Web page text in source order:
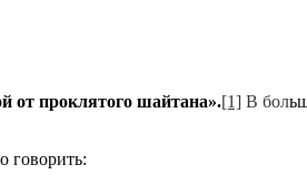
от проклятого шайтана».[1] В бол
говорить: